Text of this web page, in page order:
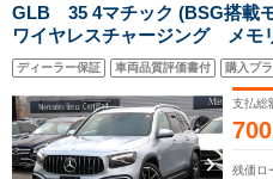
GLB 35 4マチック (BSG搭載
ワイヤレスチャージング メ
フットトランクオープナー ア
シート マルチビームLEDヘッ
ー DYNAMIC SELECT ルー
ディーラー保証 車両品質評価書付 購入プ
支払総
残価ロ